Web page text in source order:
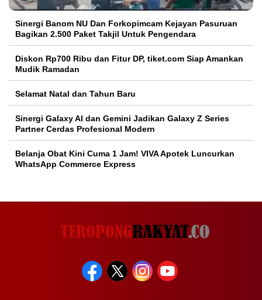
Sinergi Banom NU Dan Forkopimcam Kejayan Pasuruan
Bagikan 2.500 Paket Takjil Untuk Pengendara
Diskon Rp700 Ribu dan Fitur DP, tiket.com Siap Amankan
Mudik Ramadan
Selamat Natal dan Tahun Baru
Sinergi Galaxy AI dan Gemini Jadikan Galaxy Z Series
Partner Cerdas Profesional Modern
Belanja Obat Kini Cuma 1 Jam! VIVA Apotek Luncurkan
WhatsApp Commerce Express